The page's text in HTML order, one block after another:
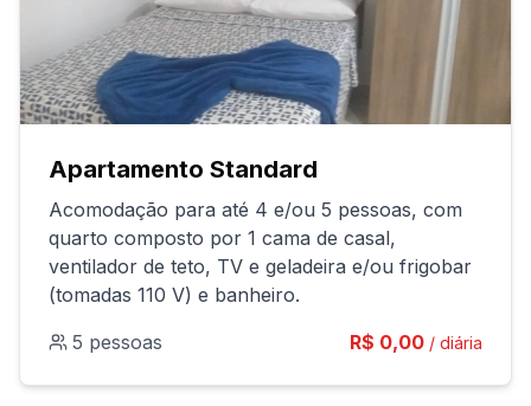
Apartamento Standard
Acomodação para até 4 e/ou 5 pessoas, com
quarto composto por 1 cama de casal,
ventilador de teto, TV e geladeira e/ou frigobar
(tomadas 110 V) e banheiro.
5 pessoas
R$ 0,00 / diária